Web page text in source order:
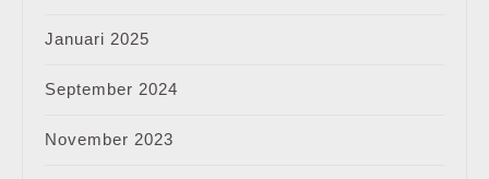
Januari 2025
September 2024
November 2023